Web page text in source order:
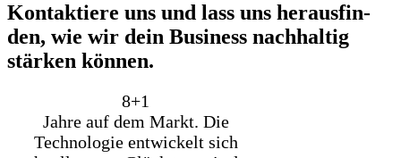
Kon­tak­tie­re uns und lass uns her­aus­fin­
den, wie wir dein Busi­ness nach­hal­tig
stär­ken kön­nen.
8+1
Jahre auf dem Markt. Die
Technologie entwickelt sich